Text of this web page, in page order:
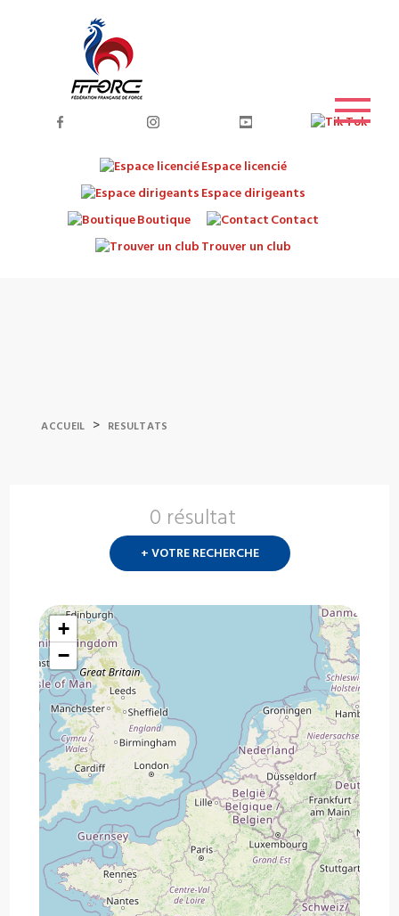
Espace licencié
Espace dirigeants
Boutique
Contact
Trouver un club
ACCUEIL > RESULTATS
0 résultat
+ VOTRE RECHERCHE
+
−